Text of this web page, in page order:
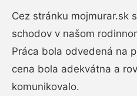
Cez stránku mojmurar.sk
schodov v našom
Práca bola odvedená na
cena bola adekvátna a
komunikovalo.